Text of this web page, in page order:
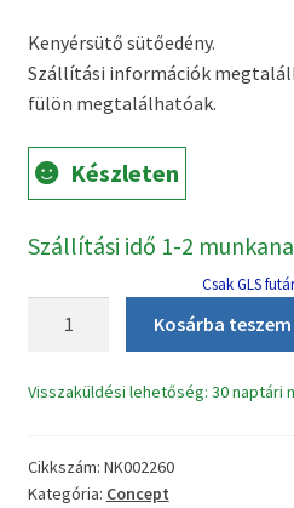
was:
22970 Ft.
Kenyérsütő sütőedény.
Szállítási információk
fülön megtalálhatóak.
Készleten
Szállítási idő 1-2
Csak GLS
kenyérsütő
lapát
mennyiség
Kosárba teszem
Visszaküldési lehetőség: 30 naptári
Cikkszám: NK002260
Kategória: Concept